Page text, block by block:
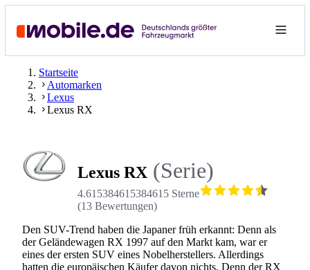
Startseite
Automarken
Lexus
Lexus RX
Lexus RX (Serie)
4.615384615384615 Sterne
(13 Bewertungen)
Den SUV-Trend haben die Japaner früh erkannt: Denn als
der Geländewagen RX 1997 auf den Markt kam, war er
eines der ersten SUV eines Nobelherstellers. Allerdings
hatten die europäischen Käufer davon nichts. Denn der RX